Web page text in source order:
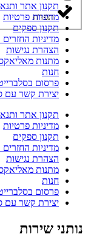
תפרח
תקנון אתר
מדיניות פרטיות
תקנון ספקים
מדיניות
הצהרת נגישות
מתנות
חנות
פרסום
יצירת קשר עם
תקנון אתר
מדיניות פרטיות
תקנון ספקים
מדיניות
הצהרת נגישות
מתנות
חנות
פרסום
יצירת קשר עם
נותני שירות